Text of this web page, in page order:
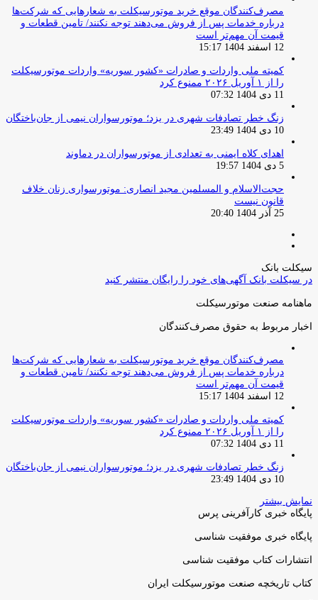
مصرف‌کنندگان موقع خرید موتورسیکلت به شعارهایی که شرکت‌ها
درباره خدمات پس از فروش می‌دهند توجه نکنند/ تامین قطعات و
قیمت آن مهم‌تر است
12 اسفند 1404 15:17
کمیته ملی واردات و صادرات «کشور سوریه» واردات موتورسیکلت
را از ۱ آوریل ۲۰۲۶ ممنوع کرد
11 دی 1404 07:32
زنگ خطر تصادفات شهری در یزد؛ موتورسواران نیمی از جان‌باختگان
10 دی 1404 23:49
اهدای کلاه ایمنی به تعدادی از موتورسواران در دماوند
5 دی 1404 19:57
حجت‌الاسلام و المسلمین مجید انصاری: موتورسواری زنان خلاف
قانون نیست
25 آذر 1404 20:40
سیکلت بانک
در سیکلت بانک آگهی‌های خود را رایگان منتشر کنید
ماهنامه صنعت موتورسیکلت
اخبار مربوط به حقوق مصرف‌کنندگان
مصرف‌کنندگان موقع خرید موتورسیکلت به شعارهایی که شرکت‌ها
درباره خدمات پس از فروش می‌دهند توجه نکنند/ تامین قطعات و
قیمت آن مهم‌تر است
12 اسفند 1404 15:17
کمیته ملی واردات و صادرات «کشور سوریه» واردات موتورسیکلت
را از ۱ آوریل ۲۰۲۶ ممنوع کرد
11 دی 1404 07:32
زنگ خطر تصادفات شهری در یزد؛ موتورسواران نیمی از جان‌باختگان
10 دی 1404 23:49
نمایش بیشتر
پایگاه خبری کارآفرینی پرس
پایگاه خبری موفقیت شناسی
انتشارات کتاب موفقیت شناسی
کتاب تاریخچه صنعت موتورسیکلت ایران